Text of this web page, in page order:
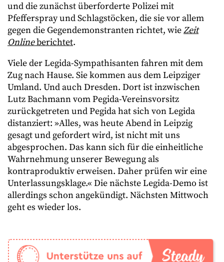
und die zunächst überforderte Polizei mit
Pfefferspray und Schlagstöcken, die sie vor allem
gegen die Gegendemonstranten richtet, wieZeit
Onlineberichtet.
Viele der Legida-Sympathisanten fahren mit dem
Zug nach Hause. Sie kommen aus dem Leipziger
Umland. Und auch Dresden. Dort ist inzwischen
Lutz Bachmann vom Pegida-Vereinsvorsitz
zurückgetreten und Pegida hat sich von Legida
distanziert: »Alles, was heute Abend in Leipzig
gesagt und gefordert wird, ist nicht mit uns
abgesprochen. Das kann sich für die einheitliche
Wahrnehmung unserer Bewegung als
kontraproduktiv erweisen. Daher prüfen wir eine
Unterlassungsklage.« Die nächste Legida-Demo ist
allerdings schon angekündigt. Nächsten Mittwoch
geht es wieder los.